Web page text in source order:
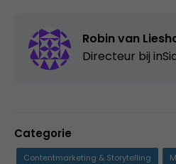
Robin van
Directeur bij
Categorie
Contentmarketing & Storytelling